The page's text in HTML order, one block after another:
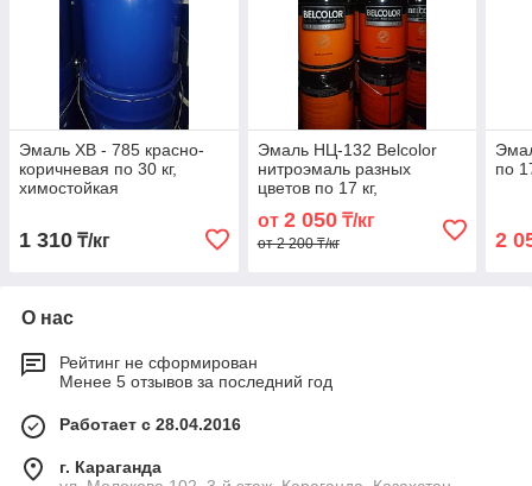
Эмаль ХВ - 785 красно-
коричневая по 30 кг,
химостойкая
1 310 ₸/кг
Эмаль НЦ-132 Belcolor
нитроэмаль разных
цветов по 17 кг,
от 2 050₸/кг
от 2 200 ₸/кг
по
2
О нас
Рейтинг не сформирован
Менее 5 отзывов за последний год
Работает с 28.04.2016
г. Караганда